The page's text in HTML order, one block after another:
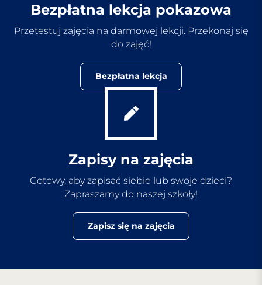
Bezpłatna lekcja pokazowa
Przetestuj zajęcia na darmowej lekcji. Przekonaj się
do zajęć!
Bezpłatna lekcja
Zapisy na zajęcia
Gotowy, aby zapisać siebie lub swoje dzieci?
Zapraszamy do naszej szkoły!
Zapisz się na zajęcia